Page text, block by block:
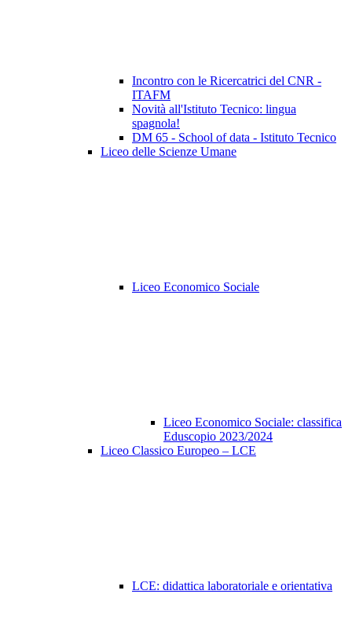
Incontro con le Ricercatrici del CNR -
ITAFM
Novità all'Istituto Tecnico: lingua
spagnola!
DM 65 - School of data - Istituto Tecnico
Liceo delle Scienze Umane
Liceo Economico Sociale
Liceo Economico Sociale: classifica
Eduscopio 2023/2024
Liceo Classico Europeo – LCE
LCE: didattica laboratoriale e orientativa